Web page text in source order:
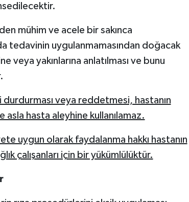
mühim ve acele bir sakınca
tedavinin uygulanmamasından doğacak
veya yakınlarına anlatılması ve bunu
veya reddetmesi, hastanın
asla hasta aleyhine kullanılamaz.
uygun olarak faydalanma hakkı hastanın
çalışanları için bir yükümlülüktür.